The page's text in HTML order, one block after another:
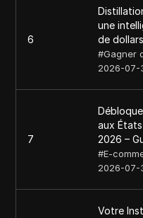
6
une
de dollars
#Gagner
2026-07-
7
aux
2026 –
#E-
2026-07-
Votre